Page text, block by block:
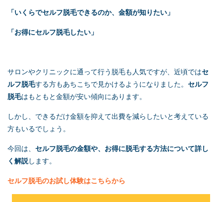
「いくらでセルフ脱毛できるのか、金額が知りたい」
「お得にセルフ脱毛したい」
サロンやクリニックに通って行う脱毛も人気ですが、近頃ではセ
ルフ脱毛する方もあちこちで見かけるようになりました。 セルフ
脱毛はもともと金額が安い傾向にあります。
しかし、できるだけ金額を抑えて出費を減らしたいと考えている
方もいるでしょう。
今回は、 セルフ脱毛の金額や、お得に脱毛する方法について詳し
く解説します。
セルフ脱毛のお試し体験はこちらから